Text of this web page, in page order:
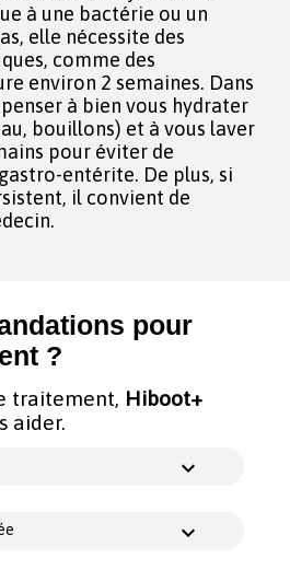
à une bactérie ou un
elle nécessite des
comme des
environ 2 semaines. Dans
à bien vous hydrater
bouillons) et à vous laver
pour éviter de
entérite. De plus, si
il convient de
pour
?
traitement, Hiboot+
aider.